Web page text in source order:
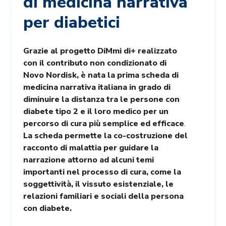
per diabetici
Grazie al progetto DiMmi di+ realizzato
con il contributo non condizionato di
Novo Nordisk, è nata la prima scheda di
medicina narrativa italiana in grado di
diminuire la distanza tra le persone con
diabete tipo 2 e il loro medico per un
percorso di cura più semplice ed efficace.
La scheda permette la co-costruzione del
racconto di malattia per guidare la
narrazione attorno ad alcuni temi
importanti nel processo di cura, come la
soggettività, il vissuto esistenziale, le
relazioni familiari e sociali della persona
con diabete.